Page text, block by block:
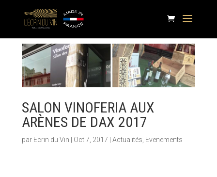
SALON VINOFERIA AUX
ARÈNES DE DAX 2017
par Ecrin du Vin | Oct 7, 2017 | Actualités Evenements